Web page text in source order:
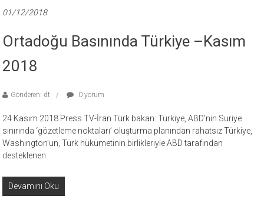
01/12/2018
Ortadoğu Basınında Türkiye –Kasım
2018
Gönderen: dt 0 yorum
24 Kasım 2018 Press TV-İran Türk bakan: Türkiye, ABD’nin Suriye
sınırında ‘gözetleme noktaları’ oluşturma planından rahatsız Türkiye,
Washington’un, Türk hükümetinin birlikleriyle ABD tarafından
desteklenen
Devamını Oku